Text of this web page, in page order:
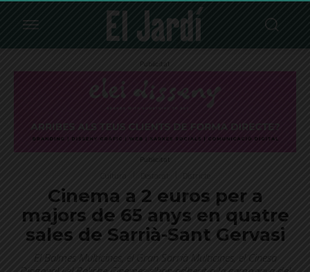
Publicitat
Publicitat
Cinema a 2 euros per a
majors de 65 anys en quatre
sales de Sarrià-Sant Gervasi
El Balmes Multicines, el Gran Sarrià Multicines, el Cinesa